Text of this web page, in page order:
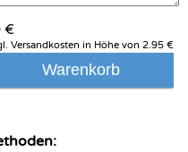
€
Versandkosten in Höhe von 2.95 €
Warenkorb